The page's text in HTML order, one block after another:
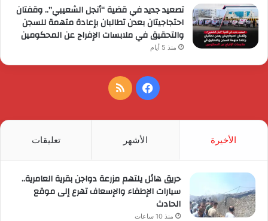
تصعيد جديد في قضية “أنجل الشعيبي”.. وقفتان
احتجاجيتان بعدن تطالبان بإعادة متهمة للسجن
والتحقيق في ملابسات الإفراج عن المحكومين
منذ 5 أيام
فيسبوكملخص
الأخيرة الأشهر تعليقات
حريق هائل يلتهم مزرعة دواجن بقرية العامرية..
سيارات الإطفاء والإسعاف تهرع إلى موقع
الحادث
منذ 10 ساعات